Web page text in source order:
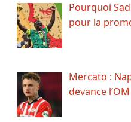
Pourquoi
pour la
Mercato :
devance l’OM